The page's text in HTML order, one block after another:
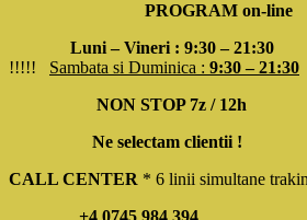
PROGRAM on-line
Luni – Vineri : 9:30 – 21:30
!!!!! Sambata si Duminica : 9:30 – 21:30
NON STOP 7z / 12h
Ne selectam clientii !
CALL CENTER * 6 linii simultane